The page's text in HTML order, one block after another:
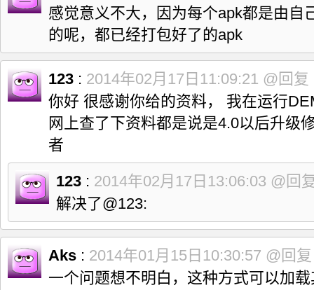
感觉意义不大，因为每个apk都是由自
的呢，都已经打包好了的apk
123 : 2014年02月17日11:09:21 @回复
你好 很感谢你给的资料， 我在运行
网上查了下资料都是说是4.0以后升级
者
123 : 2014年02月17日13:06:03 @回
解决了@123:
Aks : 2014年01月15日10:30:57 @回复
一个问题想不明白，这种方式可以加